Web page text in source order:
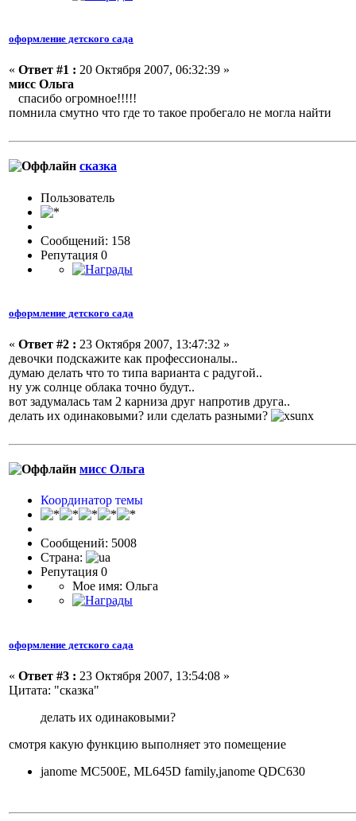
оформление детского сада
« Ответ #1 : 20 Октября 2007, 06:32:39 »
мисс Ольга
спасибо огромное!!!!!
помнила смутно что где то такое пробегало не могла найти
сказка
Пользовaтeль
Сообщений: 158
Репутация 0
оформление детского сада
« Ответ #2 : 23 Октября 2007, 13:47:32 »
девочки подскажите как профессионалы..
думаю делать что то типа варианта с радугой..
ну уж солнце облака точно будут..
вот задумалась там 2 карниза друг напротив друга..
делать их одинаковыми? или сделать разными?
мисс Ольга
Координатор темы
Сообщений: 5008
Страна:
Репутация 0
Мое имя: Ольга
оформление детского сада
« Ответ #3 : 23 Октября 2007, 13:54:08 »
Цитата: "сказка"
делать их одинаковыми?
смотря какую функцию выполняет это помещение
janome MC500E, ML645D family,janome QDC630